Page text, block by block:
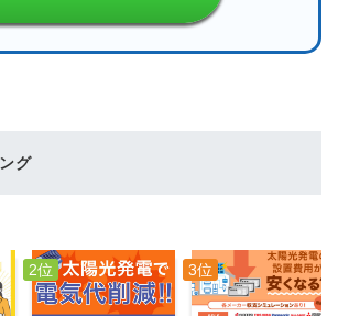
グ
2位 3位